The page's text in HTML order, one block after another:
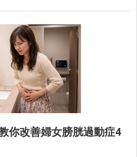
你改善婦女膀胱過動症4